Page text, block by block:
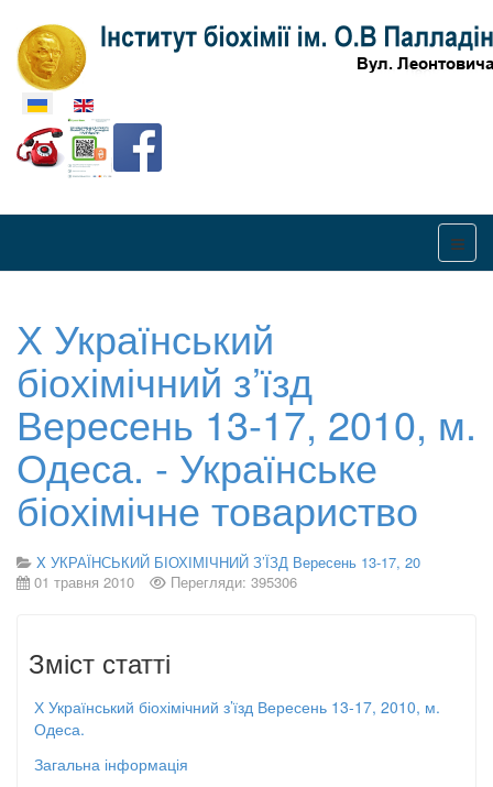
Оберіть свою мову
Х Український
біохімічний з’їзд
Вересень 13-17, 2010, м.
Одеса. - Українське
біохімічне товариство
X УКРАЇНСЬКИЙ БІОХІМІЧНИЙ З’ЇЗД Вересень 13-17, 20
01 травня 2010
Перегляди: 395306
Зміст статті
Х Український біохімічний з’їзд Вересень 13-17, 2010, м.
Одеса.
Загальна інформація